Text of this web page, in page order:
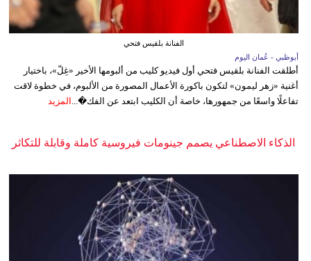
الفنانة بلقيس فتحي
أبوظبي - عُمان اليوم
أطلقت الفنانة بلقيس فتحي أول فيديو كليب من ألبومها الأخير «غِلّ»، باختيار
أغنية «زهر ليمون» لتكون باكورة الأعمال المصورة من الألبوم، في خطوة لاقت
تفاعلًا واسعًا من جمهورها، خاصة أن الكليب ابتعد عن الفك�... المزيد
الذكاء الاصطناعي يصمم جينومات فيروسية كاملة وقابلة للتكاثر